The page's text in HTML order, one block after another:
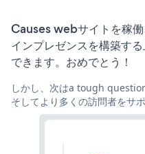
Causes webサイトを稼
インプレゼンスを構築す
できます。おめでとう！
しかし、次はa tough
そしてより多くの訪問者をサ